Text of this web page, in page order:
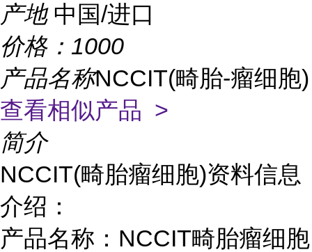
产地 中国/进口
价格： 1000
产品名称NCCIT(畸胎-瘤细胞)
查看相似产品 >
简介
NCCIT(畸胎瘤细胞)资料信息
介绍：
产品名称：NCCIT畸胎瘤细胞